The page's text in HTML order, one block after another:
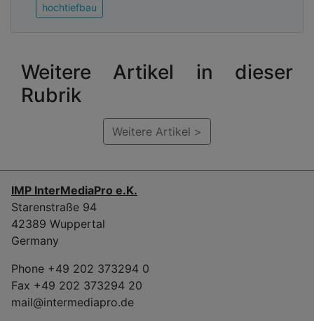
hochtiefbau
Weitere Artikel in dieser
Rubrik
Weitere Artikel >
IMP InterMediaPro e.K.
Starenstraße 94
42389 Wuppertal
Germany
Phone +49 202 373294 0
Fax +49 202 373294 20
mail@intermediapro.de